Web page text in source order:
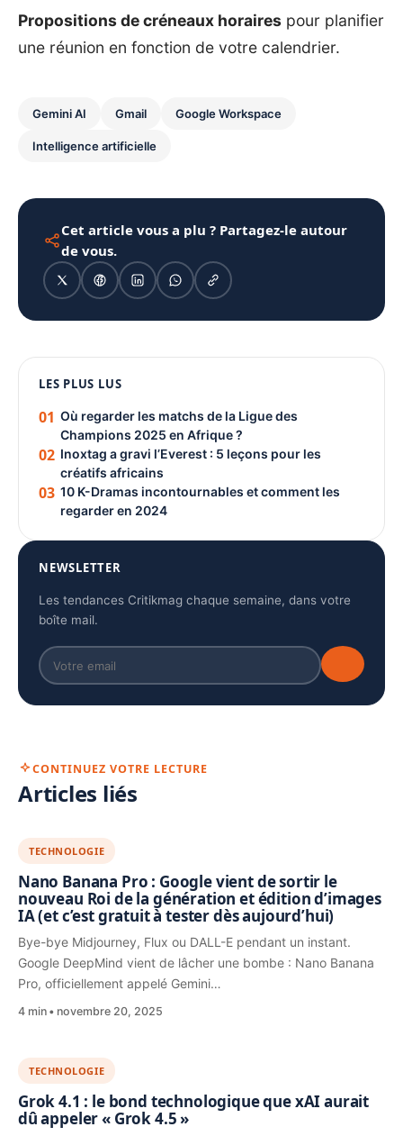
Propositions de créneaux horaires pour planifier
une réunion en fonction de votre calendrier.
Gemini AI Gmail Google Workspace
Intelligence artificielle
Cet article vous a plu ? Partagez-le autour
de vous.
PUBLICITÉ
LES PLUS LUS
01 Où regarder les matchs de la Ligue des
Champions 2025 en Afrique ?
02 Inoxtag a gravi l’Everest : 5 leçons pour les
créatifs africains
03 10 K-Dramas incontournables et comment les
regarder en 2024
NEWSLETTER
Les tendances Critikmag chaque semaine, dans votre
boîte mail.
CONTINUEZ VOTRE LECTURE
Articles liés
TECHNOLOGIE
Nano Banana Pro : Google vient de sortir le
nouveau Roi de la génération et édition d’images
IA (et c’est gratuit à tester dès aujourd’hui)
Bye-bye Midjourney, Flux ou DALL-E pendant un instant.
Google DeepMind vient de lâcher une bombe : Nano Banana
Pro, officiellement appelé Gemini…
4 min novembre 20, 2025
TECHNOLOGIE
Grok 4.1 : le bond technologique que xAI aurait
dû appeler « Grok 4.5 »